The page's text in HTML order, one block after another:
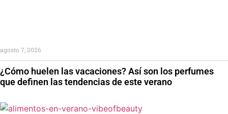
¿Cómo huelen las vacaciones? Así son los perfumes
que definen las tendencias de este verano
agosto 7, 2026